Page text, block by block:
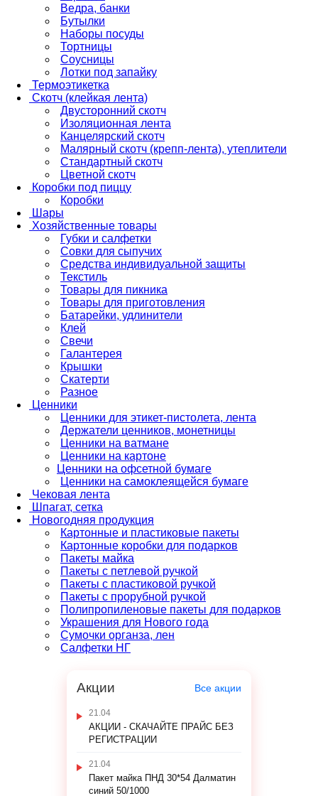
Ведра, банки
Бутылки
Наборы посуды
Тортницы
Соусницы
Лотки под запайку
Термоэтикетка
Скотч (клейкая лента)
Двусторонний скотч
Изоляционная лента
Канцелярский скотч
Малярный скотч (крепп-лента), утеплители
Стандартный скотч
Цветной скотч
Коробки под пиццу
Коробки
Шары
Хозяйственные товары
Губки и салфетки
Совки для сыпучих
Средства индивидуальной защиты
Текстиль
Товары для пикника
Товары для приготовления
Батарейки, удлинители
Клей
Свечи
Галантерея
Крышки
Скатерти
Разное
Ценники
Ценники для этикет-пистолета, лента
Держатели ценников, монетницы
Ценники на ватмане
Ценники на картоне
Ценники на офсетной бумаге
Ценники на самоклеящейся бумаге
Чековая лента
Шпагат, сетка
Новогодняя продукция
Картонные и пластиковые пакеты
Картонные коробки для подарков
Пакеты майка
Пакеты с петлевой ручкой
Пакеты с пластиковой ручкой
Пакеты с прорубной ручкой
Полипропиленовые пакеты для подарков
Украшения для Нового года
Сумочки органза, лен
Салфетки НГ
Акции Все акции
21.04
АКЦИИ - СКАЧАЙТЕ ПРАЙС БЕЗ
РЕГИСТРАЦИИ
21.04
Пакет майка ПНД 30*54 Далматин
синий 50/1000